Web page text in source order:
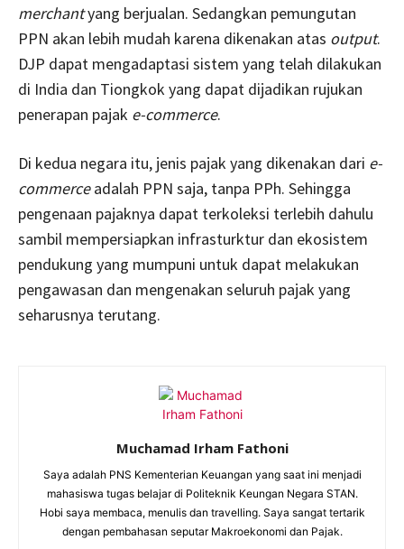
merchantyang berjualan. Sedangkan pemungutan
PPN akan lebih mudah karena dikenakan atas output.
DJP dapat mengadaptasi sistem yang telah dilakukan
di India dan Tiongkok yang dapat dijadikan rujukan
penerapan pajak e-commerce.
Di kedua negara itu, jenis pajak yang dikenakan dari e-
commerceadalah PPN saja, tanpa PPh. Sehingga
pengenaan pajaknya dapat terkoleksi terlebih dahulu
sambil mempersiapkan infrasturktur dan ekosistem
pendukung yang mumpuni untuk dapat melakukan
pengawasan dan mengenakan seluruh pajak yang
seharusnya terutang.
Muchamad Irham Fathoni
Saya adalah PNS Kementerian Keuangan yang saat ini menjadi
mahasiswa tugas belajar di Politeknik Keungan Negara STAN.
Hobi saya membaca, menulis dan travelling. Saya sangat tertarik
dengan pembahasan seputar Makroekonomi dan Pajak.